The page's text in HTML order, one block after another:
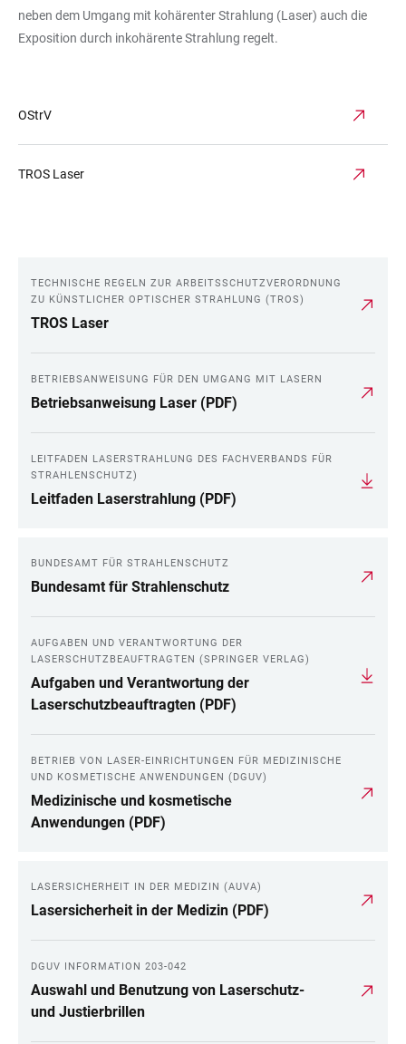
neben dem Umgang mit kohärenter Strahlung (Laser) auch die
Exposition durch inkohärente Strahlung regelt.
OStrV
TROS Laser
LINKS
TECHNISCHE REGELN ZUR ARBEITSSCHUTZVERORDNUNG
ZU KÜNSTLICHER OPTISCHER STRAHLUNG (TROS)
TROS Laser
BETRIEBSANWEISUNG FÜR DEN UMGANG MIT LASERN
Betriebsanweisung Laser (PDF)
LEITFADEN LASERSTRAHLUNG DES FACHVERBANDS FÜR
STRAHLENSCHUTZ)
Leitfaden Laserstrahlung (PDF)
BUNDESAMT FÜR STRAHLENSCHUTZ
Bundesamt für Strahlenschutz
AUFGABEN UND VERANTWORTUNG DER
LASERSCHUTZBEAUFTRAGTEN (SPRINGER VERLAG)
Aufgaben und Verantwortung der
Laserschutzbeauftragten (PDF)
BETRIEB VON LASER-EINRICHTUNGEN FÜR MEDIZINISCHE
UND KOSMETISCHE ANWENDUNGEN (DGUV)
Medizinische und kosmetische
Anwendungen (PDF)
LASERSICHERHEIT IN DER MEDIZIN (AUVA)
Lasersicherheit in der Medizin (PDF)
DGUV INFORMATION 203-042
Auswahl und Benutzung von Laserschutz-
und Justierbrillen